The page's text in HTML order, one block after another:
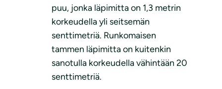
puu, jonka läpimitta on 1,3 metrin
korkeudella yli seitsemän
senttimetriä. Runkomaisen
tammen läpimitta on kuitenkin
sanotulla korkeudella vähintään 20
senttimetriä.